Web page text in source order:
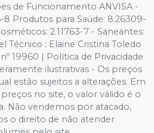
de Funcionamento ANVISA -
8 Produtos para Saúde: 8.26309-
2.11763-7 - Saneantes:
Técnico : Elaine Cristina Toledo
19960 | Política de Privacidade
ilustrativas - Os preços
estão sujeitos a alterações. Em
no site, o valor válido é o
Não vendemos por atacado,
o direito de não atender